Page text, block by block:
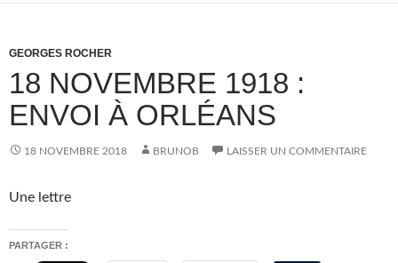
GEORGES ROCHER
18 NOVEMBRE 1918 :
ENVOI À ORLÉANS
18 NOVEMBRE 2018 BRUNOB LAISSER UN COMMENTAIRE
Une lettre
PARTAGER :